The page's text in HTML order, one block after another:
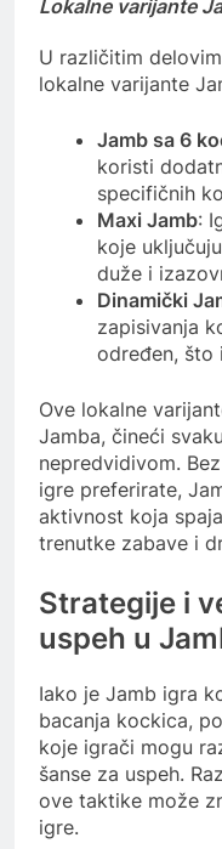
Lokalne varijante
U različitim
lokalne varijante
Jamb sa 6
koristi
specifičnih
Maxi Jamb:
koje
duže i
Dinamički
zapisivanja
određen, što
Ove lokalne
Jamba, čineći
nepredvidivom.
igre preferirate,
aktivnost koja
trenutke zabave i
Strategije i
uspeh u
Iako je Jamb igra
bacanja kockica,
koje igrači mogu
šanse za uspeh.
ove taktike može
igre.